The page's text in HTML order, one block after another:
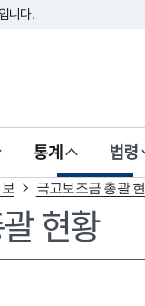
니다.
통계 법령
국고보조금 총괄
현황